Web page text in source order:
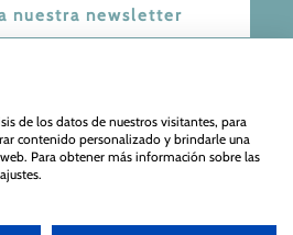
nuestra newsletter
y Cookies| Web Diseñada
porEspecialistas Web
de los datos de nuestros visitantes, para
contenido personalizado y brindarle una
Para obtener más información sobre las